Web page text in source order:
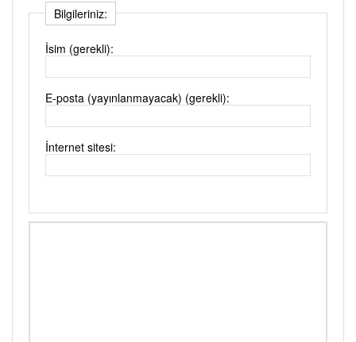
Bilgileriniz:
İsim (gerekli):
E-posta (yayınlanmayacak) (gerekli):
İnternet sitesi: